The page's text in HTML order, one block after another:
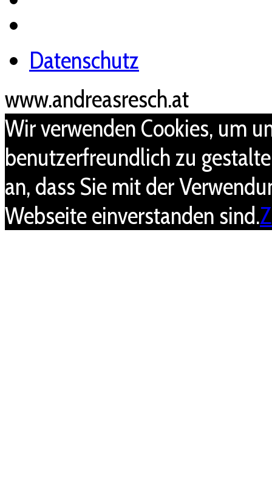
Datenschutz
www.andreasresch.at
Wir verwenden Cookies, um
benutzerfreundlich zu
an, dass Sie mit der
Webseite einverstanden sind.